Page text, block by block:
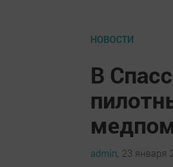
НОВОСТИ
В
admin, 23 января